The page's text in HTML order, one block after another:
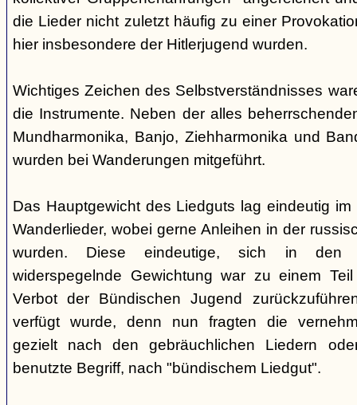
die Lieder nicht zuletzt häufig zu einer
hier insbesondere der Hitlerjugend wurden.
Wichtiges Zeichen des Selbstverständnisses
die Instrumente. Neben der alles
Mundharmonika, Banjo, Ziehharmonika und
wurden bei Wanderungen mitgeführt.
Das Hauptgewicht des Liedguts lag eindeutig
Wanderlieder, wobei gerne Anleihen in der
wurden. Diese eindeutige, sich in den
widerspegelnde Gewichtung war zu einem
Verbot der Bündischen Jugend
verfügt wurde, denn nun fragten die
gezielt nach den gebräuchlichen Liedern
benutzte Begriff, nach "bündischem Liedgut".